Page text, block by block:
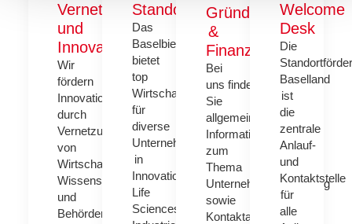
Vernetzung
und
Innovation
Wir
fördern
Innovation
durch
Vernetzung
von
Wirtschaft,
Wissenschaft
und
Behörden.
Standortwahl
Das
Baselbiet
bietet
top
Wirtschaftsflächen
für
diverse
Unternehmensbedürfnisse
in
Innovation,
Life
Sciences,
Gründen
&
Finanzieren
Bei
uns finden
Sie
allgemeine
Informationen
zum
Thema
Unternehmensgründung
sowie
Kontaktadresse
Welcome
Desk
Die
Baselland
ist
die
zentrale
Anlauf-
und
Kontaktstelle
für
alle